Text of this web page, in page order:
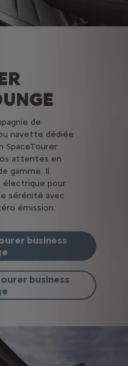
de
navette dédiée
SpaceTourer
attentes en
gamme. Il
électrique pour
sérénité avec
émission.
business
business